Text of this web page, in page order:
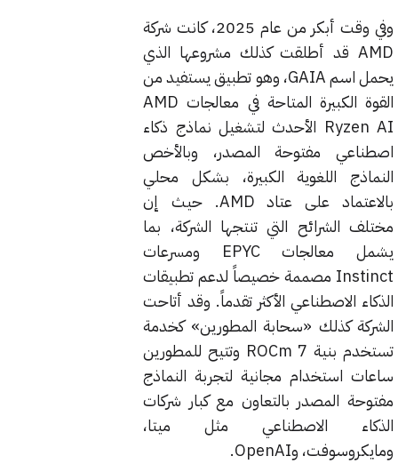
وفي وقت أبكر من عام 2025، كانت شركة
AMD قد أطلقت كذلك مشروعها الذي
يحمل اسم GAIA، وهو تطبيق يستفيد من
القوة الكبيرة المتاحة في معالجات AMD
Ryzen AI الأحدث لتشغيل نماذج ذكاء
اصطناعي مفتوحة المصدر، وبالأخص
النماذج اللغوية الكبيرة، بشكل محلي
بالاعتماد على عتاد AMD. حيث إن
مختلف الشرائح التي تنتجها الشركة، بما
يشمل معالجات EPYC ومسرعات
Instinct مصممة خصيصاً لدعم تطبيقات
الذكاء الاصطناعي الأكثر تقدماً. وقد أتاحت
الشركة كذلك «سحابة المطورين» كخدمة
تستخدم بنية ROCm 7 وتتيح للمطورين
ساعات استخدام مجانية لتجربة النماذج
مفتوحة المصدر بالتعاون مع كبار شركات
الذكاء الاصطناعي مثل ميتا،
ومايكروسوفت، وOpenAI.